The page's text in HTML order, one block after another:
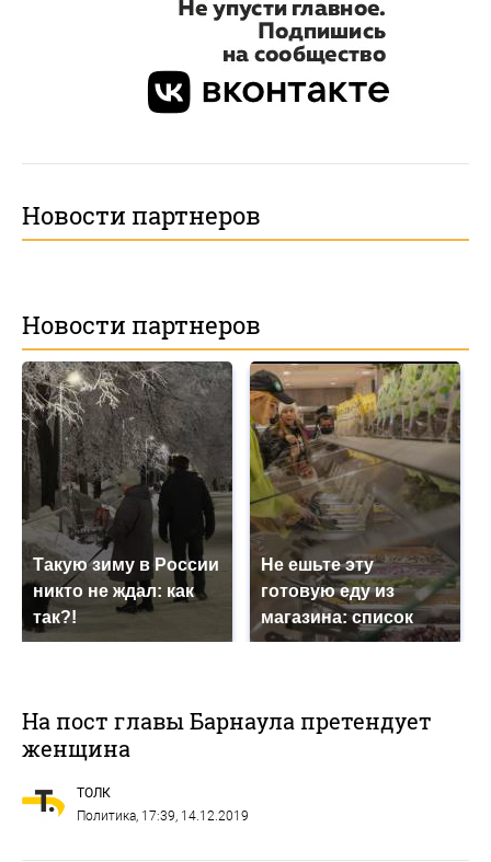
Новости партнеров
Новости партнеров
Такую зиму в России
никто не ждал: как
так?!
Не ешьте эту
готовую еду из
магазина: список
На пост главы Барнаула претендует
женщина
ТОЛК
Политика, 17:39, 14.12.2019